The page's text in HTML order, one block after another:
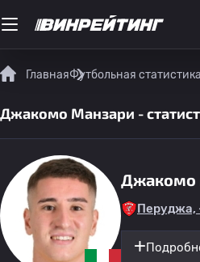
ГлавнаяФутбольная статистика
Джакомо Манзари -
Джакомо
Перуджа,